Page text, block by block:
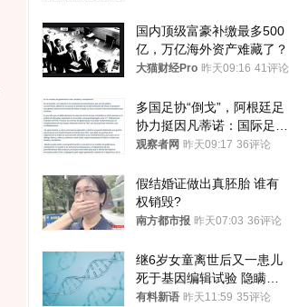
国内顶级富豪补缴最多500
亿，万亿海外资产难藏了？
大猫财经Pro 昨天09:16 41评论
多国足协“倒戈”，阿根廷足
协力挺因凡蒂诺：国际足联
今后应继续在其领导下前行
观察者网 昨天09:17 36评论
假结婚证做出真胚胎 谁有
权销毁?
南方都市报 昨天07:03 36评论
继6岁女童离世后又一患儿
死于基因编辑试验 隐瞒一
年才对外披露
有料新语 昨天11:59 35评论